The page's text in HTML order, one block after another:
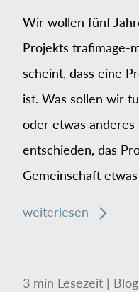
Wir wollen fünf
Projekts trafimage-
scheint, dass eine
ist. Was sollen wir
oder etwas
entschieden, das
Gemeinschaft
weiterlesen
3 min Lesezeit | Blog